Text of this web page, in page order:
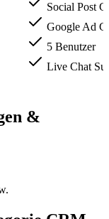
Social Post
Google Ad
5 Benutzer
Live Chat
&